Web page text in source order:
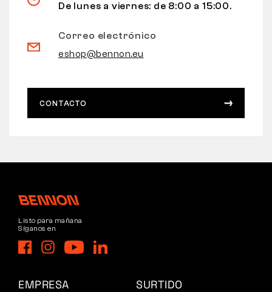
De lunes a viernes: de 8:00 a 15:00.
Correo electrónico
eshop@bennon.eu
CONTACTO
Listo para mañana
Síganos en
EMPRESA SURTIDO